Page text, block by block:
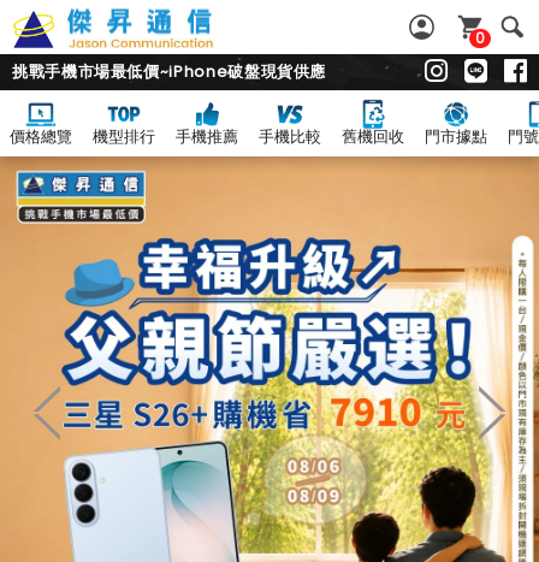
0
挑戰手機市場最低價~iPhone破盤現貨供應
價格總覽 機型排行 手機推薦 手機比較 舊機回收 門市據點 門